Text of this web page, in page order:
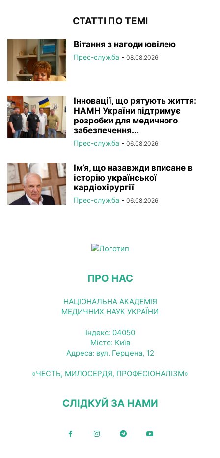
СТАТТІ ПО ТЕМІ
Вітання з нагоди ювілею
Прес-служба - 08.08.2026
Інновації, що рятують життя:
НАМН України підтримує
розробки для медичного
забезпечення...
Прес-служба - 06.08.2026
Ім’я, що назавжди вписане в
історію української
кардіохірургії
Прес-служба - 06.08.2026
ПРО НАС
НАЦІОНАЛЬНА АКАДЕМІЯ
МЕДИЧНИХ НАУК УКРАЇНИ
Індекс: 04050
Місто: Київ
Адреса: вул. Герцена, 12
«ЧЕСТЬ, МИЛОСЕРДЯ, ПРОФЕСІОНАЛІЗМ»
СЛІДКУЙ ЗА НАМИ